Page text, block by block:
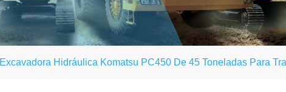
Excavadora Hidráulica Komatsu PC450 De 45 Toneladas Para